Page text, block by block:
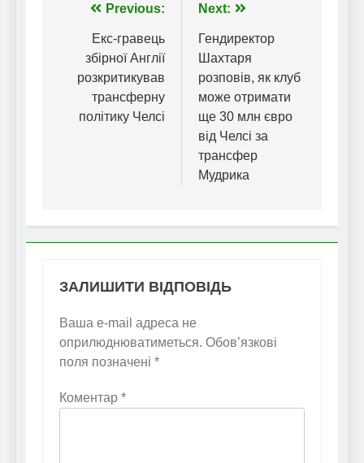
Навігація
записів
Previous:
Екс-гравець
збірної Англії
розкритикував
трансферну
політику Челсі
Next:
Гендиректор
Шахтаря
розповів, як клуб
може отримати
ще 30 млн євро
від Челсі за
трансфер
Мудрика
ЗАЛИШИТИ ВІДПОВІДЬ
Ваша e-mail адреса не
оприлюднюватиметься. Обов’язкові
поля позначені *
Коментар *